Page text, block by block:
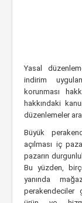
Yasal
indirim
korunması
hakkındaki
düzenlemeler
Büyük
açılması iç
pazarın
Bu yüzden,
yanında
perakendeciler